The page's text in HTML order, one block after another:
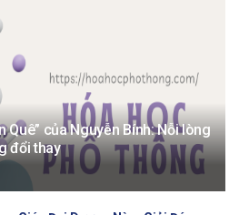
Quê” của Nguyễn Bính: Nỗi lòng
đổi thay